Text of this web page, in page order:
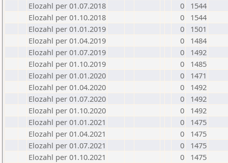
Elozahl per 01.07.2018
0
1544
Elozahl per 01.10.2018
0
1544
Elozahl per 01.01.2019
0
1501
Elozahl per 01.04.2019
0
1484
Elozahl per 01.07.2019
0
1492
Elozahl per 01.10.2019
0
1485
Elozahl per 01.01.2020
0
1471
Elozahl per 01.04.2020
0
1492
Elozahl per 01.07.2020
0
1492
Elozahl per 01.10.2020
0
1492
Elozahl per 01.01.2021
0
1475
Elozahl per 01.04.2021
0
1475
Elozahl per 01.07.2021
0
1475
Elozahl per 01.10.2021
0
1475